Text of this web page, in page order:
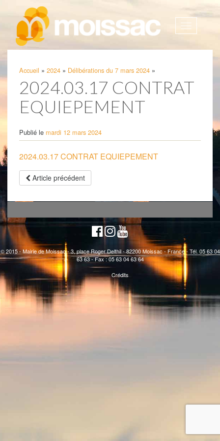
Afficher
Accueil » 2024 » Délibérations du 7 mars 2024 »
2024.03.17 CONTRAT
EQUIEPEMENT
Publié le mardi 12 mars 2024
2024.03.17 CONTRAT EQUIEPEMENT
Article précédent
© 2015 - Mairie de Moissac - 3, place Roger Delthil - 82200 Moissac - France - Tél. 05 63 04
63 63 - Fax : 05 63 04 63 64
Crédits